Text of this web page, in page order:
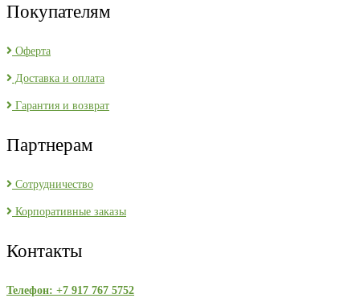
Покупателям
Оферта
Доставка и оплата
Гарантия и возврат
Партнерам
Сотрудничество
Корпоративные заказы
Контакты
Телефон: +7 917 767 5752